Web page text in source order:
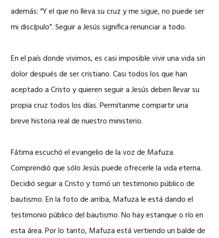
además: “Y el que no lleva su cruz y me sigue, no puede ser
mi discípulo”. Seguir a Jesús significa renunciar a todo.
En el país donde vivimos, es casi imposible vivir una vida sin
dolor después de ser cristiano. Casi todos los que han
aceptado a Cristo y quieren seguir a Jesús deben llevar su
propia cruz todos los días. Permítanme compartir una
breve historia real de nuestro ministerio.
Fátima escuchó el evangelio de la voz de Mafuza.
Comprendió que sólo Jesús puede ofrecerle la vida eterna.
Decidió seguir a Cristo y tomó un testimonio público de
bautismo. En la foto de arriba, Mafuza le está dando el
testimonio público del bautismo. No hay estanque o río en
esta área. Por lo tanto, Mafuza está vertiendo un balde de